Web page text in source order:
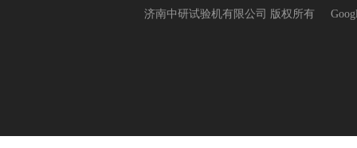
济南中研试验机有限公司 版权所有